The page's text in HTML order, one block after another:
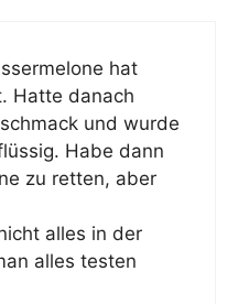
hat
Hatte danach
und wurde
Habe dann
zu retten, aber
alles in der
alles testen